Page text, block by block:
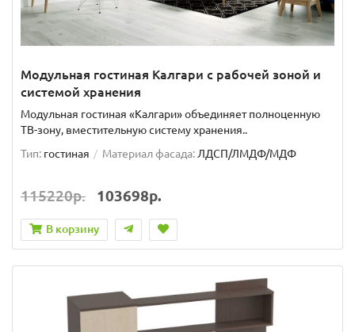
Модульная гостиная Калгари с рабочей зоной и
системой хранения
Модульная гостиная «Калгари» объединяет полноценную
ТВ-зону, вместительную систему хранения..
Тип: гостиная Материал фасада:ЛДСП/ЛМДФ/МДФ
115220р. 103698р.
В корзину